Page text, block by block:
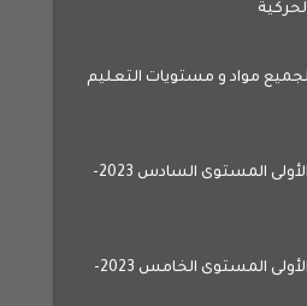
مواد و مستويات التعليم
جميع فروض المرحلة الأولى المستوى السادس 2023-
جميع فروض المرحلة الأولى المستوى الخامس 2023-